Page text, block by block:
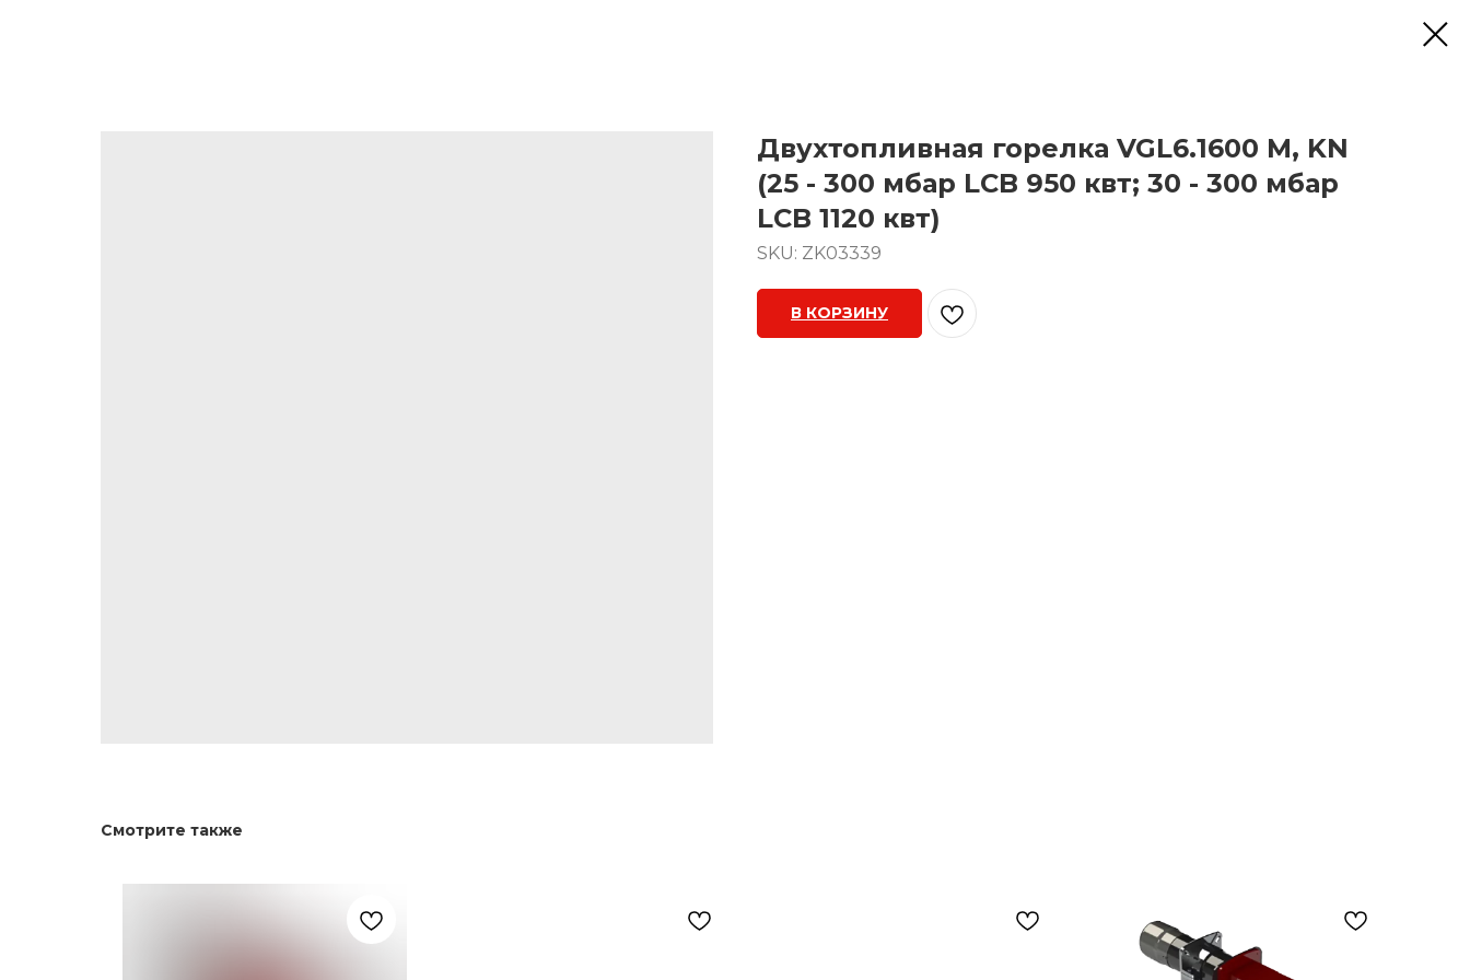
Двухтопливная горелка VGL6.1600 M, KN
(25 - 300 мбар LCB 950 квт; 30 - 300 мбар
LCB 1120 квт)
SKU: ZK03339
В КОРЗИНУ
Смотрите также